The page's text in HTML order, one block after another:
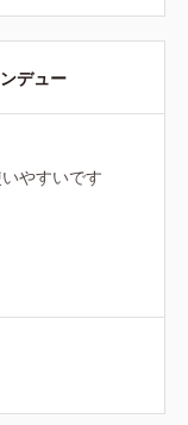
デュー
やすいです